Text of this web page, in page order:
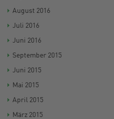
August 2016
Juli 2016
Juni 2016
September 2015
Juni 2015
Mai 2015
April 2015
März 2015